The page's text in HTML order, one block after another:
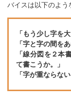
バイスは以下のよう
「もう少し字を
「字と字の間を
「線分図を２本
て書こうか。」
「字が重ならな